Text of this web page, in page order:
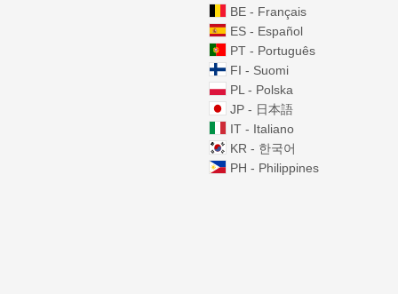
BE - Français
ES - Español
PT - Português
FI - Suomi
PL - Polska
JP - 日本語
IT - Italiano
KR - 한국어
PH - Philippines